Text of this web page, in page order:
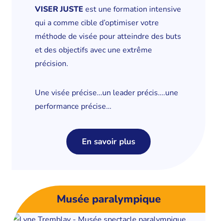
VISER JUSTE est une formation intensive
qui a comme cible d’optimiser votre
méthode de visée pour atteindre des buts
et des objectifs avec une extrême
précision.
Une visée précise…un leader précis….une
performance précise…
En savoir plus
Musée paralympique